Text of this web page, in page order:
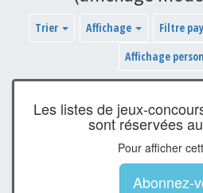
Trier Affichage Filtre
Affichage
Les listes de jeux-
sont réservées
Pour afficher
Abonnez-